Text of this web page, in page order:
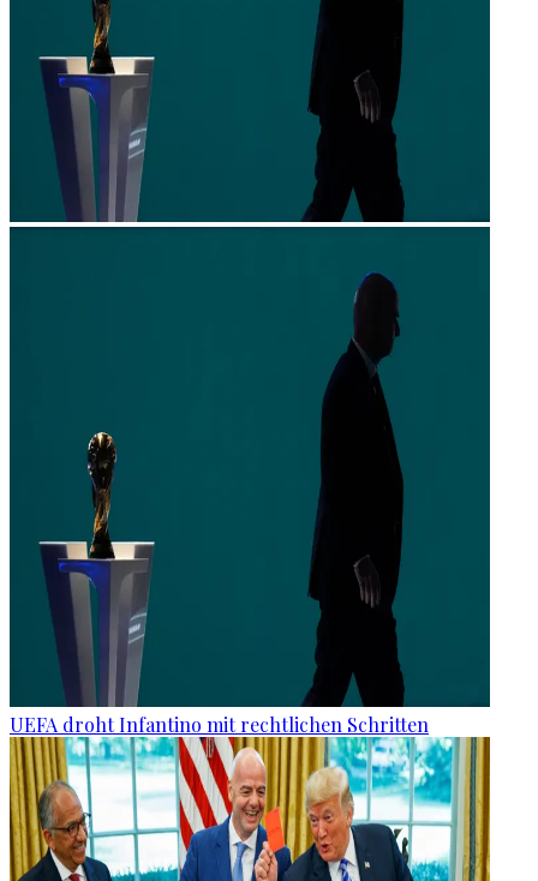
UEFA droht Infantino mit rechtlichen Schritten